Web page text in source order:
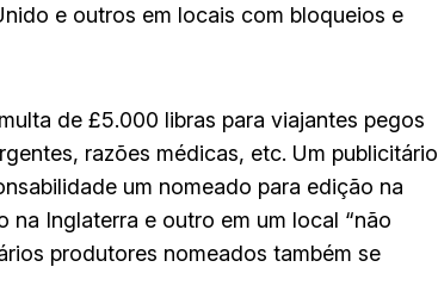
e outros em locais com bloqueios e
de £5.000 libras para viajantes pegos
razões médicas, etc. Um publicitário
um nomeado para edição na
na Inglaterra e outro em um local “não
produtores nomeados também se